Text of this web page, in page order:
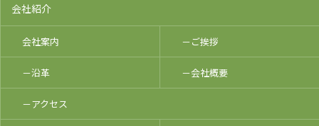
会社紹介
会社案内 －ご挨拶
－沿革 －会社概要
－アクセス